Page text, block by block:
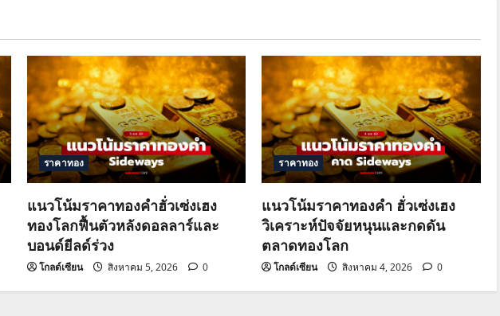
ราคาทอง
แนวโน้มราคาทองคำฮั่วเซ่งเฮง
ทองโลกฟื้นตัวหลังดอลลาร์และ
บอนด์ยีลด์ร่วง
โกลด์เซียน สิงหาคม 5, 2026 0
ราคาทอง
แนวโน้มราคาทองคำ ฮั่วเซ่งเฮง
วิเคราะห์ปัจจัยหนุนและกดดัน
ตลาดทองโลก
โกลด์เซียน สิงหาคม 4, 2026 0